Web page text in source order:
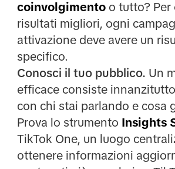
coinvolgimentoo tutto? Per
risultati migliori, ogni
attivazione deve avere un
specifico.
Conosci il tuo pubblico. Un
efficace consiste innanzitutto
con chi stai parlando e cosa
Prova lo strumento Insights
TikTok One, un luogo
ottenere informazioni